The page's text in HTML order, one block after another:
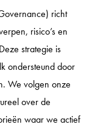
richt
risico’s en
strategie is
ondersteund door
We volgen onze
over de
waar we actief